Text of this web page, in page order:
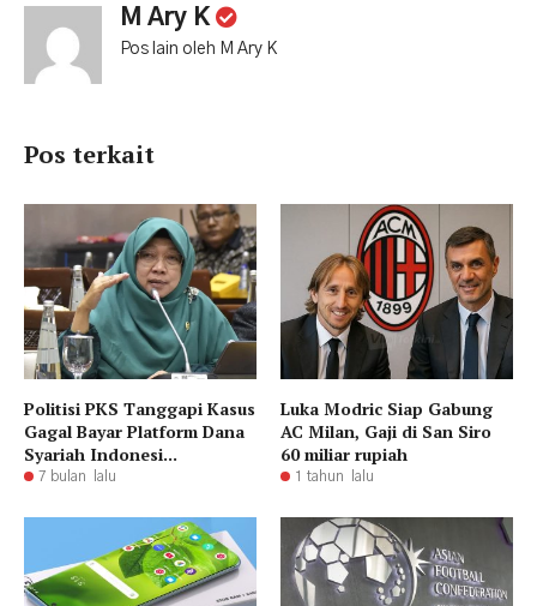
M Ary K
Pos lain oleh M Ary K
Pos terkait
Politisi PKS Tanggapi Kasus
Gagal Bayar Platform Dana
Syariah Indonesi...
7 bulan lalu
Luka Modric Siap Gabung
AC Milan, Gaji di San Siro
60 miliar rupiah
1 tahun lalu